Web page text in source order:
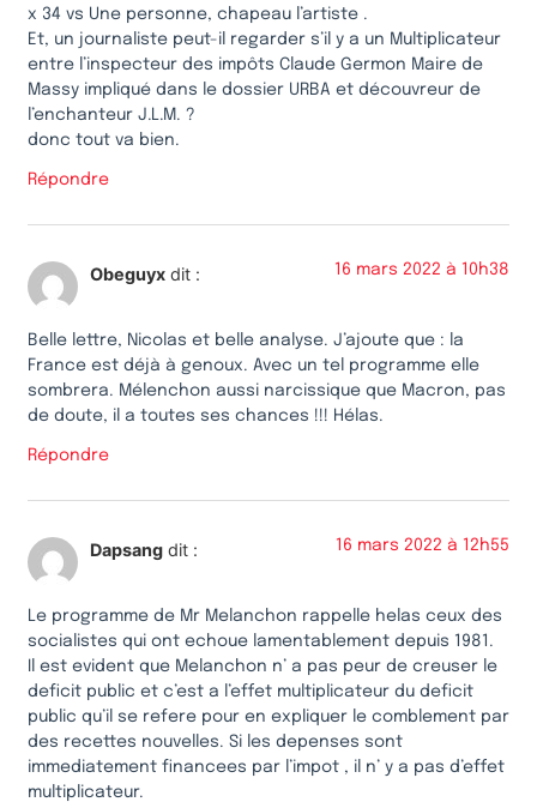
x 34 vs Une personne, chapeau l’artiste .
Et, un journaliste peut-il regarder s’il y a un Multiplicateur
entre l’inspecteur des impôts Claude Germon Maire de
Massy impliqué dans le dossier URBA et découvreur de
l’enchanteur J.L.M. ?
donc tout va bien.
Répondre
Obeguyx dit : 16 mars 2022 à 10h38
Belle lettre, Nicolas et belle analyse. J’ajoute que : la
France est déjà à genoux. Avec un tel programme elle
sombrera. Mélenchon aussi narcissique que Macron, pas
de doute, il a toutes ses chances !!! Hélas.
Répondre
Dapsang dit : 16 mars 2022 à 12h55
Le programme de Mr Melanchon rappelle helas ceux des
socialistes qui ont echoue lamentablement depuis 1981.
Il est evident que Melanchon n’ a pas peur de creuser le
deficit public et c’est a l’effet multiplicateur du deficit
public qu’il se refere pour en expliquer le comblement par
des recettes nouvelles. Si les depenses sont
immediatement financees par l’impot , il n’ y a pas d’effet
multiplicateur.